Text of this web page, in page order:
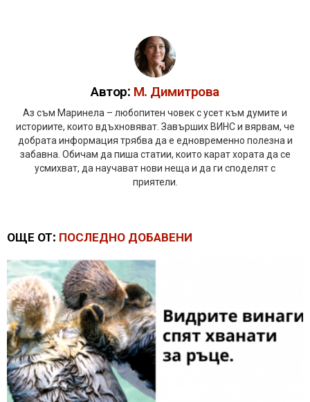
Автор: М. Димитрова
Аз съм Маринела – любопитен човек с усет към думите и
историите, които вдъхновяват. Завърших ВИНС и вярвам, че
добрата информация трябва да е едновременно полезна и
забавна. Обичам да пиша статии, които карат хората да се
усмихват, да научават нови неща и да ги споделят с
приятели.
ОЩЕ ОТ: ПОСЛЕДНО ДОБАВЕНИ